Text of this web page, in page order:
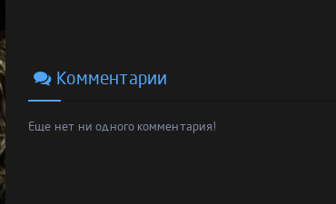
Комментарии
Еще нет ни одного комментария!